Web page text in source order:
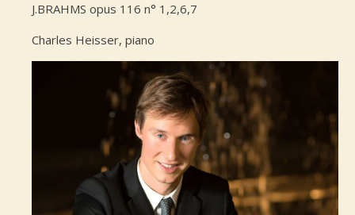
J.BRAHMS opus 116 n° 1,2,6,7
Charles Heisser, piano